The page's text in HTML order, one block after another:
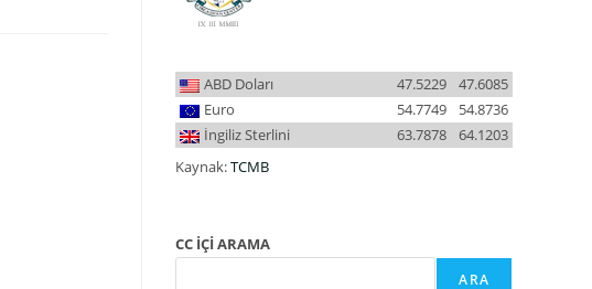
ABD Doları 47.6085
47.5229
Euro
54.8736
54.7749
İngiliz Sterlini
64.1203
63.7878
Kaynak:TCMB
CC İÇİ ARAMA
ARA